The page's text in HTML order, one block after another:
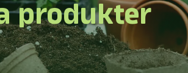
produkter